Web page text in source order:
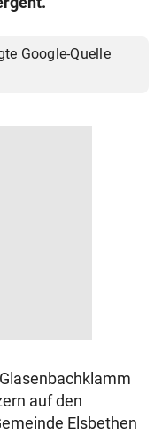
Google-Quelle
auf den
Elsbethen